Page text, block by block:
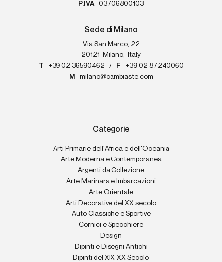
P.IVA
03706800103
Sede di Milano
Via San Marco, 22
20121
Milano,
Italy
T
+39 02 36590462 / F
+39 02 87240060
M
milano@cambiaste.com
Categorie
Arti Primarie dell'Africa e dell'Oceania
Arte Moderna e Contemporanea
Argenti da Collezione
Arte Marinara e Imbarcazioni
Arte Orientale
Arti Decorative del XX secolo
Auto Classiche e Sportive
Cornici e Specchiere
Design
Dipinti e Disegni Antichi
Dipinti del XIX-XX Secolo